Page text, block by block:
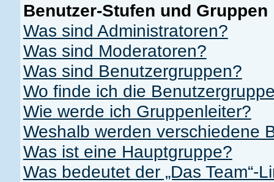
Benutzer-Stufen und Gruppen
Was sind Administratoren?
Was sind Moderatoren?
Was sind Benutzergruppen?
Wo finde ich die
Wie werde ich Gruppenleiter?
Weshalb werden verschiedene
Was ist eine Hauptgruppe?
Was bedeutet der „Das Team“-